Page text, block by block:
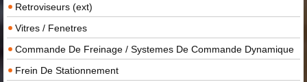
Retroviseurs (ext)
Vitres / Fenetres
Commande De Freinage / Systemes De Commande Dynamique
Frein De Stationnement